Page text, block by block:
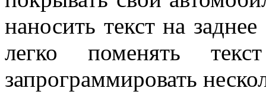
наносить текст на
легко поменять
запрограммировать